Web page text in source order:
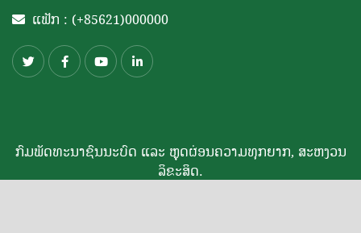
ແຟັກ : (+85621)000000
ກົມພັດທະນາຊົນນະບົດ ແລະ ຫຼຸດຜ່ອນຄວາມທຸກຍາກ, ສະຫງວນ
ລິຂະສິດ.